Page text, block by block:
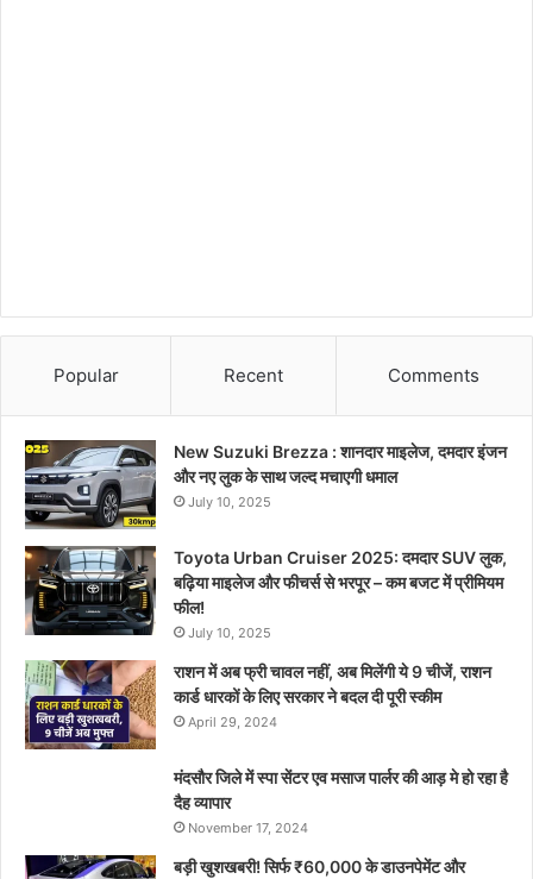
Popular Recent Comments
New Suzuki Brezza : शानदार माइलेज, दमदार इंजन
और नए लुक के साथ जल्द मचाएगी धमाल
July 10, 2025
Toyota Urban Cruiser 2025: दमदार SUV लुक,
बढ़िया माइलेज और फीचर्स से भरपूर – कम बजट में प्रीमियम
फील!
July 10, 2025
राशन में अब फ्री चावल नहीं, अब मिलेंगी ये 9 चीजें, राशन
कार्ड धारकों के लिए सरकार ने बदल दी पूरी स्कीम
April 29, 2024
मंदसौर जिले में स्पा सेंटर एव मसाज पार्लर की आड़ मे हो रहा है
दैह व्यापार
November 17, 2024
बड़ी खुशखबरी! सिर्फ ₹60,000 के डाउनपेमेंट और